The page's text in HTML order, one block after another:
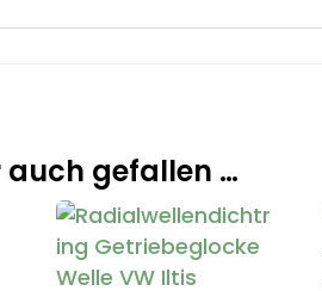
auch gefallen …